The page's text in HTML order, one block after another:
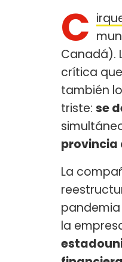
C
Canadá).
crítica
también
triste: se
provincia
La
la